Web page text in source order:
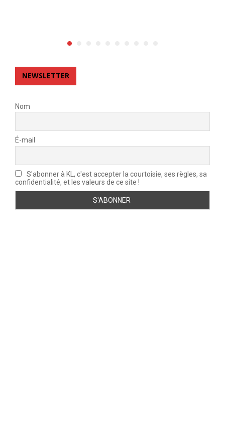
NEWSLETTER
Nom
É-mail
S'abonner à KL, c'est accepter la courtoisie, ses règles, sa
confidentialité, et les valeurs de ce site !